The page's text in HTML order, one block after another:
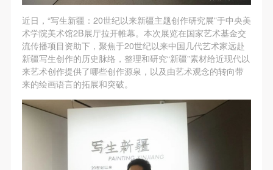
近日，“写生新疆：20世纪以来新疆主题创作研究展”于中央美
术学院美术馆2B展厅拉开帷幕。本次展览在国家艺术基金交
流传播项目资助下，聚焦于20世纪以来中国几代艺术家远赴
新疆写生创作的历史脉络，整理和研究“新疆”素材给近现代以
来艺术创作提供了哪些创作源泉，以及由艺术观念的转向带
来的绘画语言的拓展和突破。
参加本次活动人员应该是成年人（具有完全民事行为
能力的人，18周岁以上）未成年人必须在成年人的陪
同下参观。
第四条
参加活动者在此次活动期间的人身安全责任自负。鼓
励参加者自行购买人身安全保险。活动中一旦出现事
故，活动中任何非事故当事人及美术馆将不承担人身
事故的任何责任，但有互相援助的义务。参加活动的
成员应当积极主动的组织实施救援工作，但对事故本
身不承担任何法律责任和经济责任。参加本次活动者
参加本次活动人员应该是成年人（具有完全民事行为
能力的人，18周岁以上）未成年人必须在成年人的陪
同下参观。
第四条
参加活动者在此次活动期间的人身安全责任自负。鼓
励参加者自行购买人身安全保险。活动中一旦出现事
故，活动中任何非事故当事人及美术馆将不承担人身
事故的任何责任，但有互相援助的义务。参加活动的
成员应当积极主动的组织实施救援工作，但对事故本
身不承担任何法律责任和经济责任。参加本次活动者
参加本次活动人员应该是成年人（具有完全民事行为
能力的人，18周岁以上）未成年人必须在成年人的陪
同下参观。
第四条
参加活动者在此次活动期间的人身安全责任自负。鼓
励参加者自行购买人身安全保险。活动中一旦出现事
故，活动中任何非事故当事人及美术馆将不承担人身
事故的任何责任，但有互相援助的义务。参加活动的
成员应当积极主动的组织实施救援工作，但对事故本
身不承担任何法律责任和经济责任。参加本次活动者